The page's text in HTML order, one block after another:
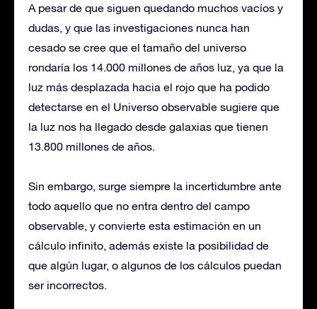
A pesar de que siguen quedando muchos vacíos y
dudas, y que las investigaciones nunca han
cesado se cree que el tamaño del universo
rondaría los 14.000 millones de años luz, ya que la
luz más desplazada hacia el rojo que ha podido
detectarse en el Universo observable sugiere que
la luz nos ha llegado desde galaxias que tienen
13.800 millones de años.
Sin embargo, surge siempre la incertidumbre ante
todo aquello que no entra dentro del campo
observable, y convierte esta estimación en un
cálculo infinito, además existe la posibilidad de
que algún lugar, o algunos de los cálculos puedan
ser incorrectos.